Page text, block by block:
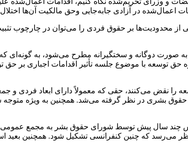
اعمال‌شده در آزادی جابه‌جایی وحق مالکیت آن‌ها
محدودیت‌ها بر حقوق فردی را می‌توان در چارچوب
دوگانه و سختگیرانه مطرح می‌شود، به گونه‌ای که
حق توسعه با موضوع جلسه تأثیر اقدامات اجباری بر
را نقض می‌کنند، حقی که معمولاً دارای ابعاد فردی و
حقوق بشری در نظر گرفته می‌شد. همچنین به ویژه
چند سال پیش توسط شورای حقوق بشر به مجمع عمومی
می‌رسد که چنین کنفرانسی تشکیل شود. همچنین